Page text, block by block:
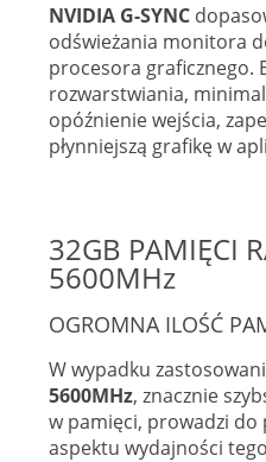
NVIDIA G-SYNC
odświeżania monitora
procesora graficznego.
rozwarstwiania,
opóźnienie wejścia,
płynniejszą grafikę w
32GB PAMIĘCI
5600MHz
OGROMNA ILOŚĆ
W wypadku
5600MHz, znacznie
w pamięci, prowadzi do
aspektu wydajności